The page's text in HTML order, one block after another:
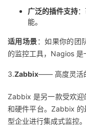
课
的
我
验
收
技
术
的
云
议
广泛的插件支持
能。
适用场景：如果你的团
的监控工具，Nagios 是
3.Zabbix—— 高度灵活
Zabbix 是另一款受欢迎
和硬件平台。Zabbix 的
型企业进行集成式监控。